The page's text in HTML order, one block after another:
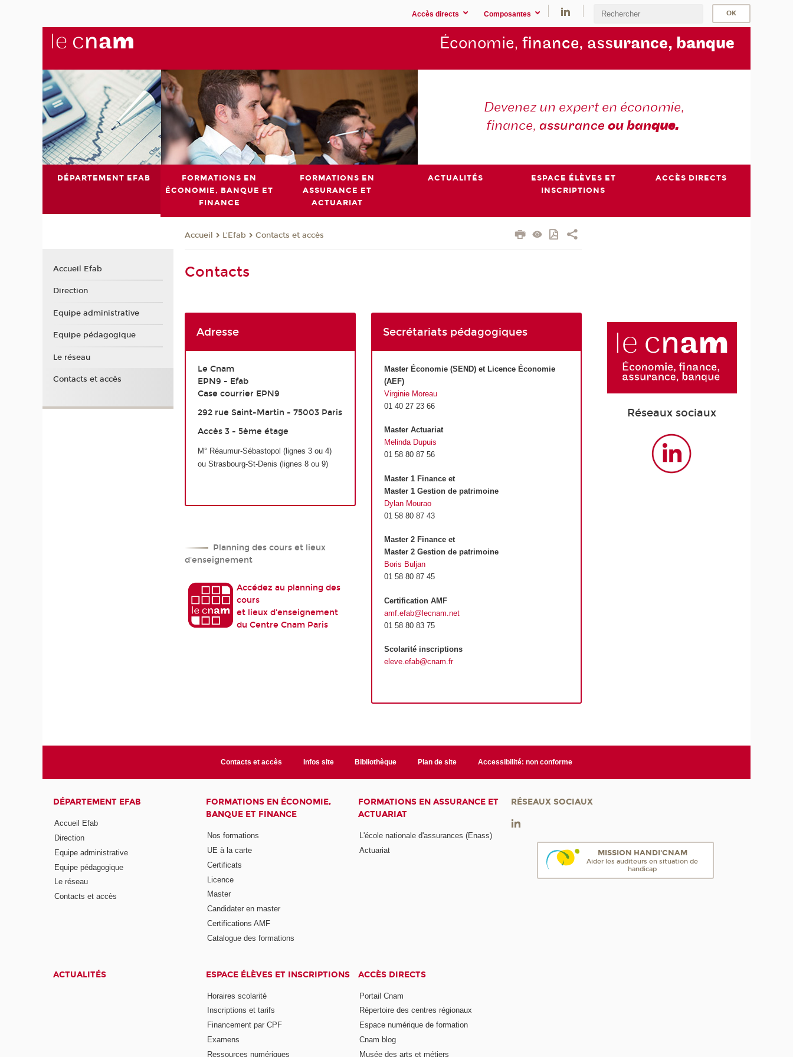
Accès directs Composantes
Économie, finance, assurance, banque
Devenez un expert en économie,
finance, assurance ou banque.
DÉPARTEMENT EFAB
FORMATIONS EN
ÉCONOMIE, BANQUE ET
FINANCE
FORMATIONS EN
ASSURANCE ET
ACTUARIAT
ACTUALITÉS
ESPACE ÉLÈVES ET
INSCRIPTIONS
ACCÈS DIRECTS
Accueil L'Efab Contacts et accès
Contacts
Adresse
Le Cnam
EPN9 - Efab
Case courrier EPN9
292 rue Saint-Martin - 75003 Paris
Accès 3 - 5ème étage
M°Réaumur-Sébastopol (lignes 3 ou 4)
ou Strasbourg-St-Denis (lignes 8 ou 9)
Planning des cours et lieux
d'enseignement
Accédez au planning des
cours
et lieux d'enseignement
du Centre Cnam Paris
Secrétariats pédagogiques
Master Économie (SEND) et Licence Économie
(AEF)
Virginie Moreau
01 40 27 23 66
Master Actuariat
Melinda Dupuis
01 58 80 87 56
Master 1 Finance et
Master 1 Gestion de patrimoine
Dylan Mourao
01 58 80 87 43
Master 2 Finance et
Master 2 Gestion de patrimoine
Boris Buljan
01 58 80 87 45
Certification AMF
amf.efab@lecnam.net
01 58 80 83 75
Scolarité inscriptions
eleve.efab@cnam.fr
Réseaux sociaux
Accueil Efab
Direction
Equipe administrative
Equipe pédagogique
Le réseau
Contacts et accès
Contacts et accès Infos site Bibliothèque Plan de site Accessibilité: non conforme
DÉPARTEMENT EFAB
Accueil Efab
Direction
Equipe administrative
Equipe pédagogique
Le réseau
Contacts et accès
FORMATIONS EN ÉCONOMIE,
BANQUE ET FINANCE
Nos formations
UE à la carte
Certificats
Licence
Master
Candidater en master
Certifications AMF
Catalogue des formations
FORMATIONS EN ASSURANCE ET
ACTUARIAT
L'école nationale d'assurances (Enass)
Actuariat
ACTUALITÉS ESPACE ÉLÈVES ET INSCRIPTIONS
Horaires scolarité
Inscriptions et tarifs
Financement par CPF
Examens
Ressources numériques
ACCÈS DIRECTS
Portail Cnam
Répertoire des centres régionaux
Espace numérique de formation
Cnam blog
Musée des arts et métiers
RÉSEAUX SOCIAUX
MISSION HANDI'CNAM
Aider les auditeurs en situation de
handicap